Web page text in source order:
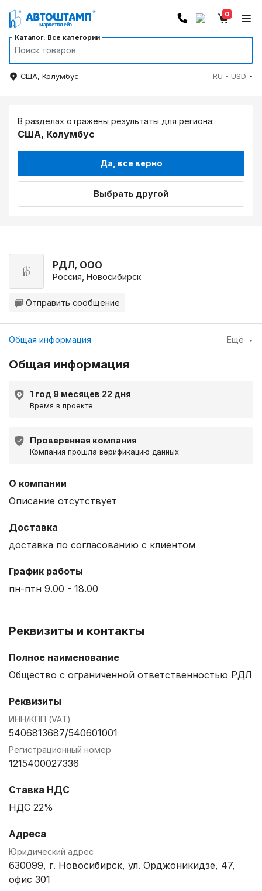
Каталог: Все категории
0
США, Колумбус RU - USD
В разделах отражены результаты для региона:
США, Колумбус
Да, все верно
Выбрать другой
РДЛ, ООО
Россия, Новосибирск
Отправить сообщение
Общая информация Ещё
Общая информация
1 год 9 месяцев 22 дня
Время в проекте
Проверенная компания
Компания прошла верификацию данных
О компании
Описание отсутствует
Доставка
доставка по согласованию с клиентом
График работы
пн-птн 9.00 - 18.00
Реквизиты и контакты
Полное наименование
Общество с ограниченной ответственностью РДЛ
Реквизиты
ИНН/КПП (VAT)
5406813687/540601001
Регистрационный номер
1215400027336
Ставка НДС
НДС 22%
Адреса
Юридический адрес
630099, г. Новосибирск, ул. Орджоникидзе, 47,
офис 301